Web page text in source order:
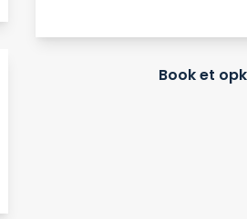
Book et